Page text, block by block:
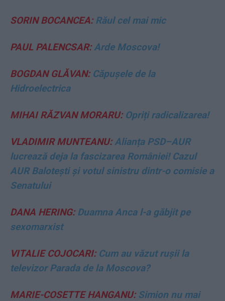
SORIN BOCANCEA:Răul cel mai mic
PAUL PALENCSAR:Arde Moscova!
BOGDAN GLĂVAN:Căpușele de la
Hidroelectrica
MIHAI RĂZVAN MORARU:Opriți radicalizarea!
VLADIMIR MUNTEANU:Alianța PSD–AUR
lucrează deja la fascizarea României! Cazul
AUR Balotești și votul sinistru dintr-o comisie a
Senatului
DANA HERING:Duamna Anca l-a găbjit pe
sexomarxist
VITALIE COJOCARI:Cum au văzut rușii la
televizor Parada de la Moscova?
MARIE-COSETTE HANGANU:Simion nu mai